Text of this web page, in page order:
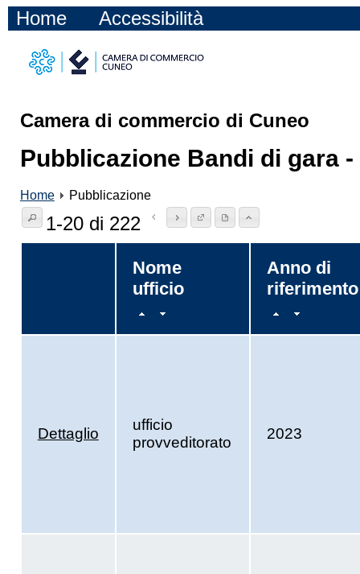
Home Accessibilità
Camera di commercio di Cuneo
Pubblicazione Bandi di gara -
Home Pubblicazione
1-20 di 222
Nome
ufficio
Anno di
riferimento
Dettaglio
ufficio
provveditorato
2023